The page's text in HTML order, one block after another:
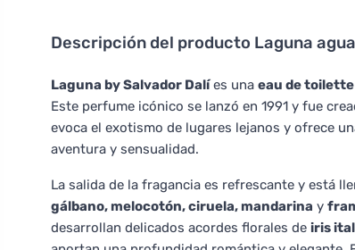
Descripción del producto Laguna
Laguna by Salvador Dalíes una eau de toilette
Este perfume icónico se lanzó en 1991 y fue
evoca el exotismo de lugares lejanos y ofrece
aventura y sensualidad.
La salida de la fragancia es refrescante y está
gálbano, melocotón, ciruela, mandarina y
desarrollan delicados acordes florales de iris